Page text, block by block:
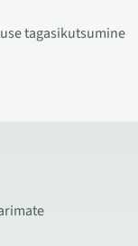
tagasikutsumine